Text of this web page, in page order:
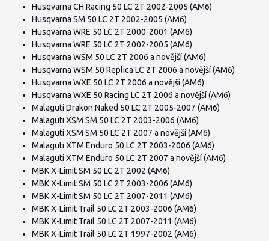
Husqvarna CH Racing 50 LC 2T 2002-2005 (AM6)
Husqvarna SM 50 LC 2T 2002-2005 (AM6)
Husqvarna WRE 50 LC 2T 2000-2001 (AM6)
Husqvarna WRE 50 LC 2T 2002-2005 (AM6)
Husqvarna WSM 50 LC 2T 2006 a novější (AM6)
Husqvarna WSM 50 Replica LC 2T 2006 a novější (AM6)
Husqvarna WXE 50 LC 2T 2006 a novější (AM6)
Husqvarna WXE 50 Racing LC 2T 2006 a novější (AM6)
Malaguti Drakon Naked 50 LC 2T 2005-2007 (AM6)
Malaguti XSM SM 50 LC 2T 2003-2006 (AM6)
Malaguti XSM SM 50 LC 2T 2007 a novější (AM6)
Malaguti XTM Enduro 50 LC 2T 2003-2006 (AM6)
Malaguti XTM Enduro 50 LC 2T 2007 a novější (AM6)
MBK X-Limit SM 50 LC 2T 2002 (AM6)
MBK X-Limit SM 50 LC 2T 2003-2006 (AM6)
MBK X-Limit SM 50 LC 2T 2007-2011 (AM6)
MBK X-Limit Trail 50 LC 2T 2003-2006 (AM6)
MBK X-Limit Trail 50 LC 2T 2007-2011 (AM6)
MBK X-Limit Trail 50 LC 2T 1997-2002 (AM6)